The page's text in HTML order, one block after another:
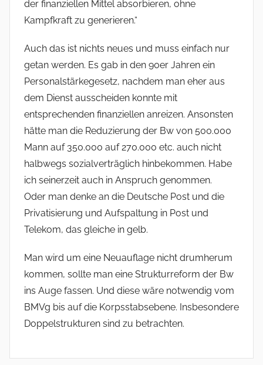
der finanziellen Mittel absorbieren, ohne
Kampfkraft zu generieren.“
Auch das ist nichts neues und muss einfach nur
getan werden. Es gab in den 90er Jahren ein
Personalstärkegesetz, nachdem man eher aus
dem Dienst ausscheiden konnte mit
entsprechenden finanziellen anreizen. Ansonsten
hätte man die Reduzierung der Bw von 500.000
Mann auf 350.000 auf 270.000 etc. auch nicht
halbwegs sozialverträglich hinbekommen. Habe
ich seinerzeit auch in Anspruch genommen.
Oder man denke an die Deutsche Post und die
Privatisierung und Aufspaltung in Post und
Telekom, das gleiche in gelb.
Man wird um eine Neuauflage nicht drumherum
kommen, sollte man eine Strukturreform der Bw
ins Auge fassen. Und diese wäre notwendig vom
BMVg bis auf die Korpsstabsebene. Insbesondere
Doppelstrukturen sind zu betrachten.